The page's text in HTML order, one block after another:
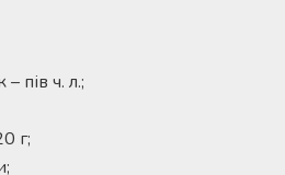
пів ч. л.;
г;